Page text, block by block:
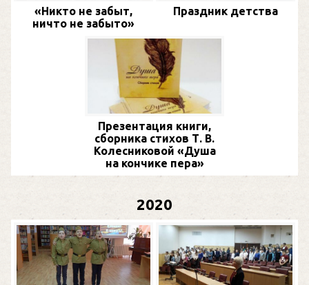
«Никто не забыт,
ничто не забыто»
Праздник детства
Презентация книги,
сборника стихов Т. В.
Колесниковой «Душа
на кончике пера»
2020